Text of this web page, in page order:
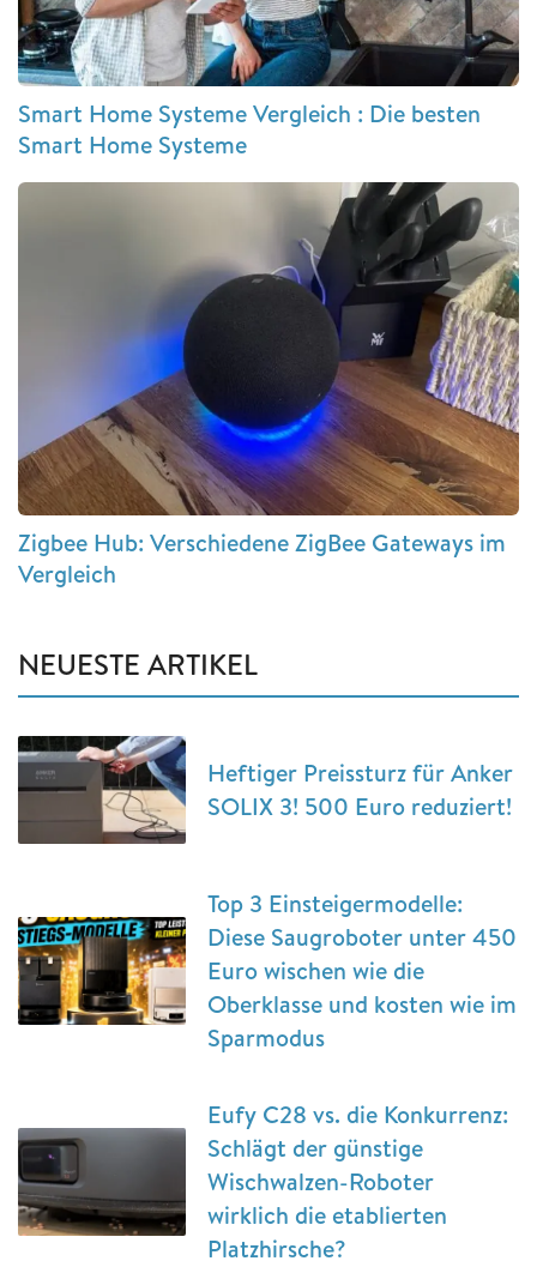
Smart Home Systeme Vergleich : Die besten
Smart Home Systeme
Zigbee Hub: Verschiedene ZigBee Gateways im
Vergleich
NEUESTE ARTIKEL
Heftiger Preissturz für Anker
SOLIX 3! 500 Euro reduziert!
Top 3 Einsteigermodelle:
Diese Saugroboter unter 450
Euro wischen wie die
Oberklasse und kosten wie im
Sparmodus
Eufy C28 vs. die Konkurrenz:
Schlägt der günstige
Wischwalzen-Roboter
wirklich die etablierten
Platzhirsche?